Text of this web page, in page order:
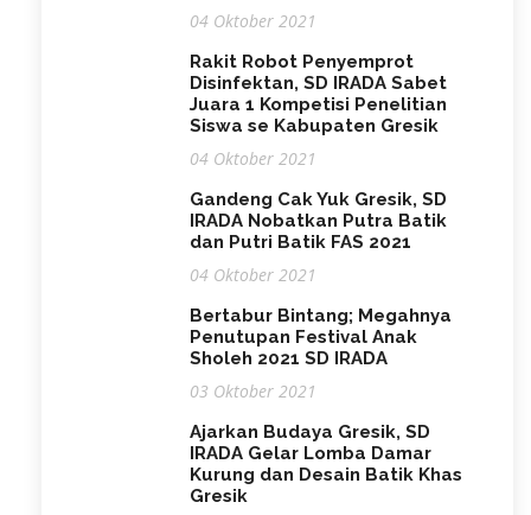
04 Oktober 2021
Rakit Robot Penyemprot
Disinfektan, SD IRADA Sabet
Juara 1 Kompetisi Penelitian
Siswa se Kabupaten Gresik
04 Oktober 2021
Gandeng Cak Yuk Gresik, SD
IRADA Nobatkan Putra Batik
dan Putri Batik FAS 2021
04 Oktober 2021
Bertabur Bintang; Megahnya
Penutupan Festival Anak
Sholeh 2021 SD IRADA
03 Oktober 2021
Ajarkan Budaya Gresik, SD
IRADA Gelar Lomba Damar
Kurung dan Desain Batik Khas
Gresik